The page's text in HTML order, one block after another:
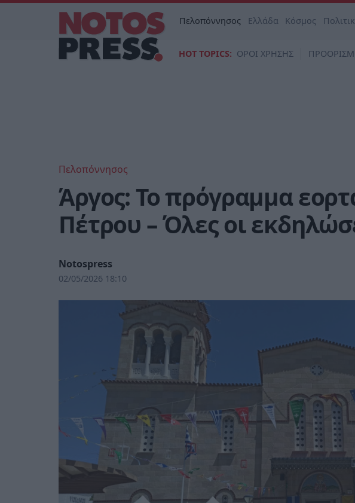
Πελοπόννησος Ελλάδα Κόσμος
HOT TOPICS: ΟΡΟΙ ΧΡΗΣΗΣ
Πελοπόννησος
Άργος: Το πρόγραμμα
Πέτρου – Όλες οι
Notospress
02/05/2026 18:10